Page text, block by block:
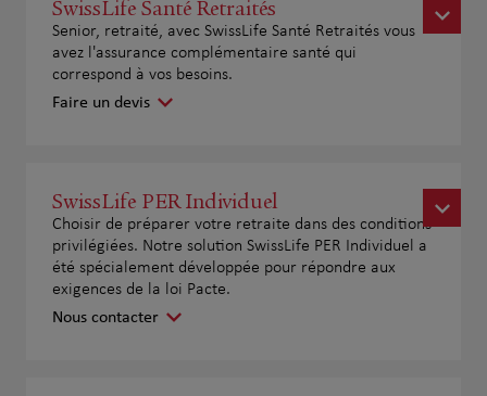
SwissLife Santé Retraités
Senior, retraité, avec SwissLife Santé Retraités vous
avez l'assurance complémentaire santé qui
correspond à vos besoins.
Faire un devis
SwissLife PER Individuel
Choisir de préparer votre retraite dans des conditions
privilégiées. Notre solution SwissLife PER Individuel a
été spécialement développée pour répondre aux
exigences de la loi Pacte.
Nous contacter